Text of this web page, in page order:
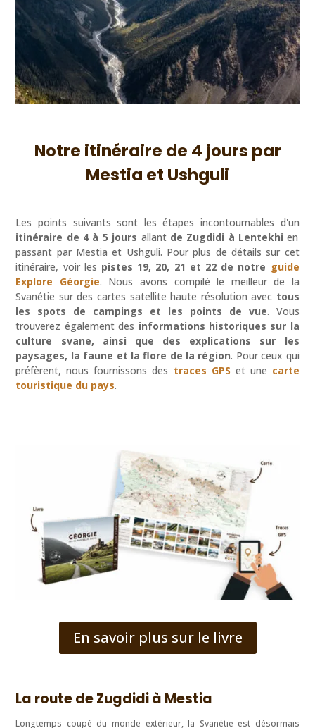
Notre itinéraire de 4 jours par
Mestia et Ushguli
Les points suivants sont les étapes incontournables d'un
itinéraire de 4 à 5 jours allant de Zugdidi à Lentekhien
passant par Mestia et Ushguli. Pour plus de détails sur cet
itinéraire, voir les pistes 19, 20, 21 et 22 de notre guide
Explore Géorgie. Nous avons compilé le meilleur de la
Svanétie sur des cartes satellite haute résolution avec tous
les spots de campings et les points de vue. Vous
trouverez également des informations historiques sur la
culture svane, ainsi que des explications sur les
paysages, la faune et la flore de la région. Pour ceux qui
préfèrent, nous fournissons des traces GPS et une carte
touristique du pays.
En savoir plus sur le livre
La route de Zugdidi à Mestia
Longtemps coupé du monde extérieur, la Svanétie est désormais